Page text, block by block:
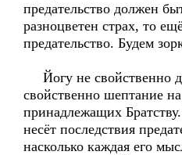
предательство должен
разноцветен страх, то
предательство. Будем
Йогу не свойственно
свойственно шептание
принадлежащих
несёт последствия
насколько каждая его